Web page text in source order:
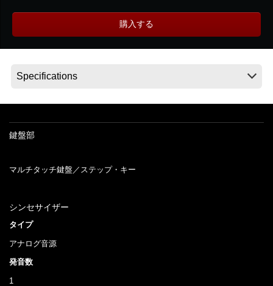
About KORG
購入する
鍵盤部
マルチタッチ鍵盤／ステップ・キー
シンセサイザー
タイプ
アナログ音源
発音数
1